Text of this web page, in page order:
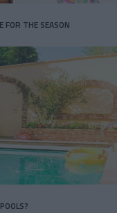
FOR THE SEASON